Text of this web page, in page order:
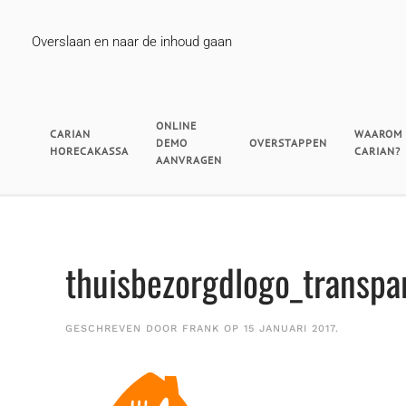
Overslaan en naar de inhoud gaan
CARIAN
HORECAKASSA
ONLINE
DEMO
AANVRAGEN
OVERSTAPPEN
WAAROM
CARIAN?
GESCHREVEN DOOR FRANK OP 15 JANUARI 2017.